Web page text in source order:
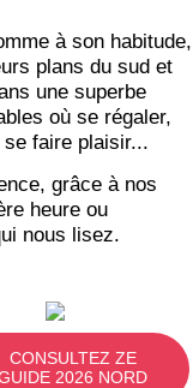
à son habitude,
plans du sud et
une superbe
où se régaler,
faire plaisir...
grâce à nos
heure ou
nous lisez.
CONSULTEZ ZE
2026 NORD